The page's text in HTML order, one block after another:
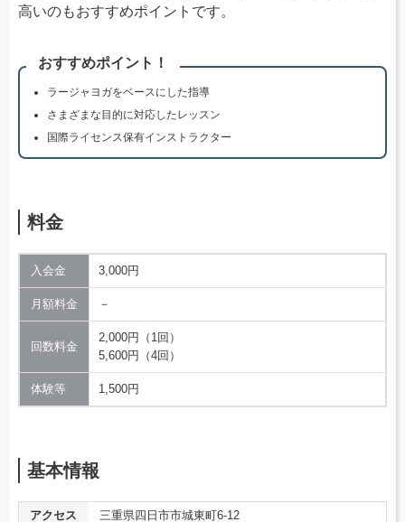
高いのもおすすめポイントです。
おすすめポイント！
ラージャヨガをベースにした指導
さまざまな目的に対応したレッスン
国際ライセンス保有インストラクター
料金
入会金 3,000円
月額料金 －
回数料金
2,000円（1回）
5,600円（4回）
体験等 1,500円
基本情報
アクセス 三重県四日市市城東町6-12